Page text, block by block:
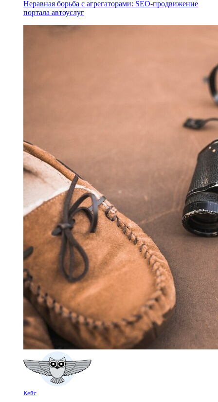
Неравная борьба с агрегаторами: SEO-продвижение
портала автоуслуг
Кейс